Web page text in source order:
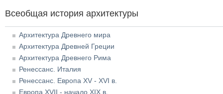
Всеобщая история архитектуры
Архитектура Древнего мира
Архитектура Древней Греции
Архитектура Древнего Рима
Ренессанс. Италия
Ренессанс. Европа XV - XVI в.
Европа XVII - начало XIX в.